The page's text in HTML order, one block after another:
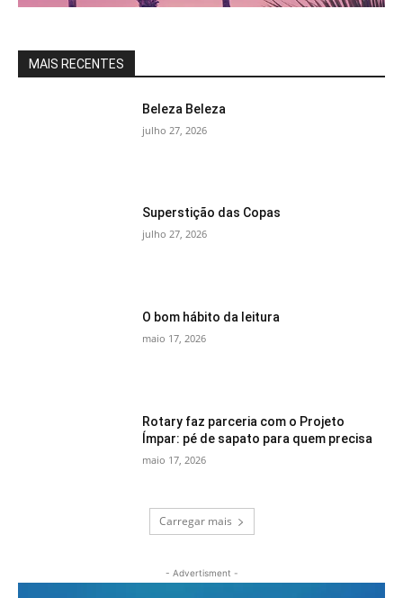
MAIS RECENTES
Beleza Beleza
julho 27, 2026
Superstição das Copas
julho 27, 2026
O bom hábito da leitura
maio 17, 2026
Rotary faz parceria com o Projeto
Ímpar: pé de sapato para quem precisa
maio 17, 2026
Carregar mais
- Advertisment -